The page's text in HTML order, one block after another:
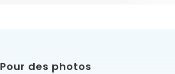
Pour des photos